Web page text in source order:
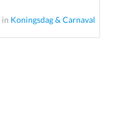
in Koningsdag & Carnaval